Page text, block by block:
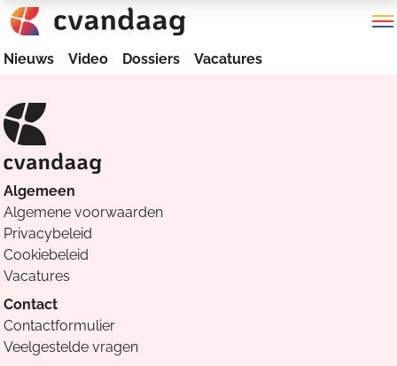
Nieuws Video Dossiers Vacatures
Algemeen
Algemene voorwaarden
Privacybeleid
Cookiebeleid
Vacatures
Contact
Contactformulier
Veelgestelde vragen